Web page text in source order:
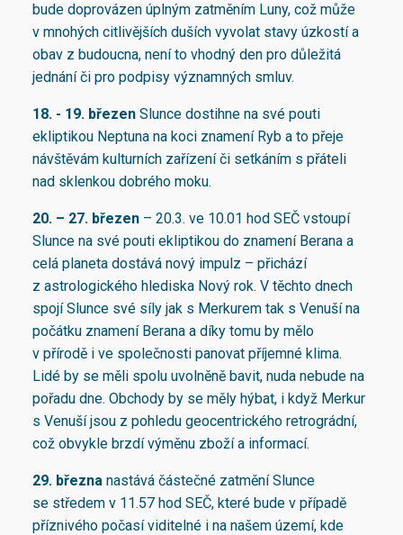
bude doprovázen úplným zatměním Luny, což může
v mnohých citlivějších duších vyvolat stavy úzkostí a
obav z budoucna, není to vhodný den pro důležitá
jednání či pro podpisy významných smluv.
18. - 19. březen Slunce dostihne na své pouti
ekliptikou Neptuna na koci znamení Ryb a to přeje
návštěvám kulturních zařízení či setkáním s přáteli
nad sklenkou dobrého moku.
20. – 27. březen – 20.3. ve 10.01 hod SEČ vstoupí
Slunce na své pouti ekliptikou do znamení Berana a
celá planeta dostává nový impulz – přichází
z astrologického hlediska Nový rok. V těchto dnech
spojí Slunce své síly jak s Merkurem tak s Venuší na
počátku znamení Berana a díky tomu by mělo
v přírodě i ve společnosti panovat příjemné klima.
Lidé by se měli spolu uvolněně bavit, nuda nebude na
pořadu dne. Obchody by se měly hýbat, i když Merkur
s Venuší jsou z pohledu geocentrického retrográdní,
což obvykle brzdí výměnu zboží a informací.
29. března nastává částečné zatmění Slunce
se středem v 11.57 hod SEČ, které bude v případě
příznivého počasí viditelné i na našem území, kde